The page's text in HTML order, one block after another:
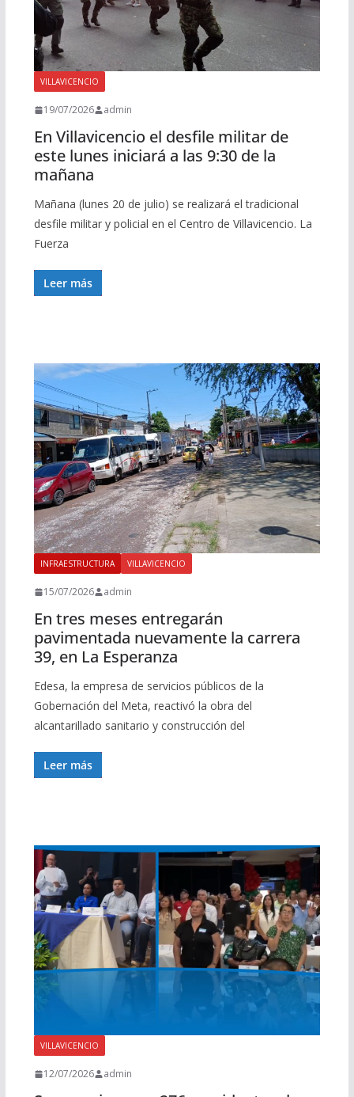
VILLAVICENCIO
19/07/2026 admin
En Villavicencio el desfile militar de
este lunes iniciará a las 9:30 de la
mañana
Mañana (lunes 20 de julio) se realizará el tradicional
desfile militar y policial en el Centro de Villavicencio. La
Fuerza
Leer más
INFRAESTRUCTURA VILLAVICENCIO
15/07/2026 admin
En tres meses entregarán
pavimentada nuevamente la carrera
39, en La Esperanza
Edesa, la empresa de servicios públicos de la
Gobernación del Meta, reactivó la obra del
alcantarillado sanitario y construcción del
Leer más
VILLAVICENCIO
12/07/2026 admin